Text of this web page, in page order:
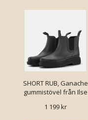
SHORT RUB, Ganache
gummistövel från Ilse
1 199 kr